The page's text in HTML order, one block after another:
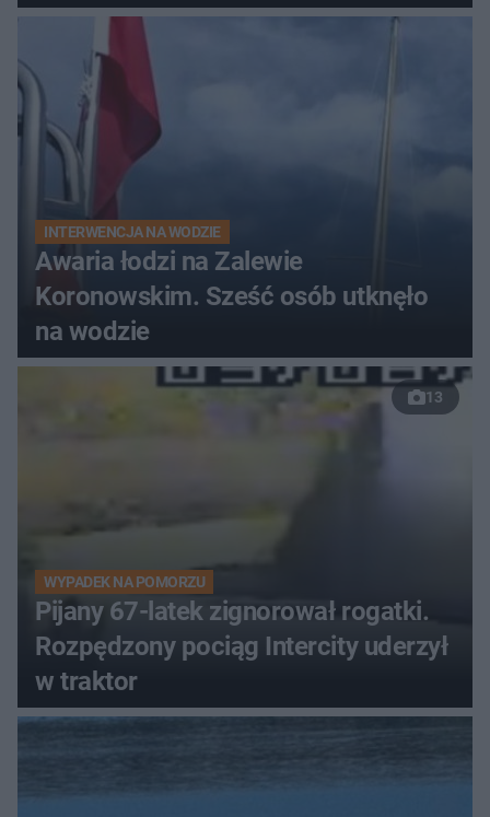
do szpitala
INTERWENCJA NA WODZIE
Awaria łodzi na Zalewie
Koronowskim. Sześć osób utknęło
na wodzie
13
WYPADEK NA POMORZU
Pijany 67-latek zignorował rogatki.
Rozpędzony pociąg Intercity uderzył
w traktor